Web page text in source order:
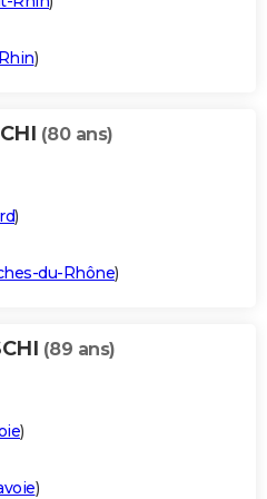
)
(80 ans)
)
du-Rhône)
(89 ans)
)
)